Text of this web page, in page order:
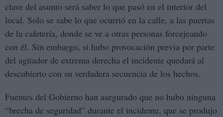
clave del asunto será saber lo que pasó en el interior del
local. Solo se sabe lo que ocurrió en la calle, a las puertas
de la cafetería, donde se ve a otras personas forcejeando
con él. Sin embargo, si hubo provocación previa por parte
del agitador de extrema derecha el incidente quedará al
descubierto con su verdadera secuencia de los hechos.
Fuentes del Gobierno han asegurado que no hubo ninguna
“brecha de seguridad” durante el incidente, que se produjo